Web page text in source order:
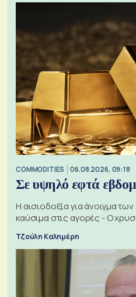
COMMODITIES 06.08.2026, 09:18
Σε υψηλό εφτά
Η αισιοδοξία για άνοιγμα
καύσιμα στις αγορές - Ο
Τζούλη Καλημέρη